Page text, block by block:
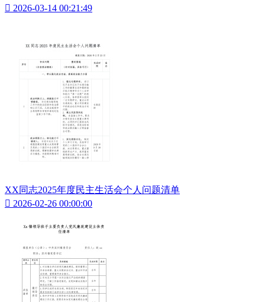
 2026-03-14 00:21:49
XX同志2025年度民主生活会个人问题清单
 2026-02-26 00:00:00